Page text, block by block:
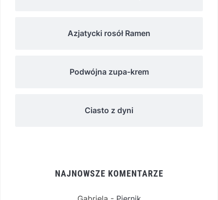
Azjatycki rosół Ramen
Podwójna zupa-krem
Ciasto z dyni
NAJNOWSZE KOMENTARZE